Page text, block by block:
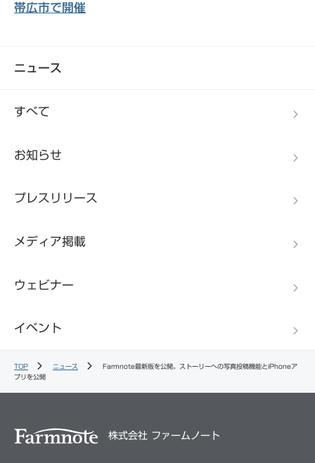
帯広市で開催
ニュース
すべて
お知らせ
プレスリリース
メディア掲載
ウェビナー
イベント
TOP ニュース
Farmnote最新版を公開。ストーリーへの写真投稿機能とiPhoneア
プリを公開
株式会社 ファームノート